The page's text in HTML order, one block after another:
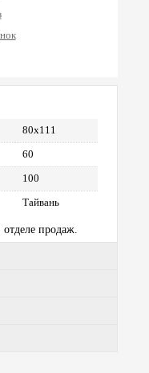
80х111
60
100
Тайвань
продаж.